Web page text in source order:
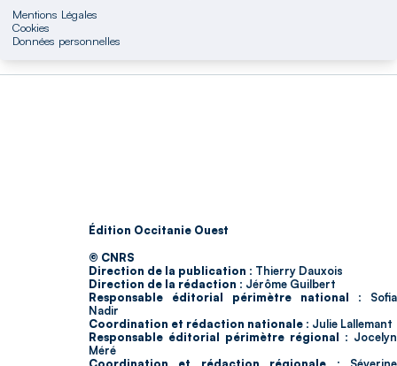
Mentions Légales
Cookies
Données personnelles
Édition Occitanie Ouest
© CNRS
Direction de la publication : Thierry Dauxois
Direction de la rédaction : Jérôme Guilbert
Responsable éditorial périmètre national : Sofia
Nadir
Coordination et rédaction nationale : Julie Lallemant
Responsable éditorial périmètre régional : Jocelyn
Méré